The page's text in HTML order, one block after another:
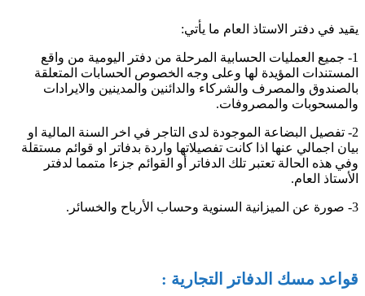
يقيد في دفتر الاستاذ العام ما يأتي:
1- جميع العمليات الحسابية المرحلة من دفتر اليومية من واقع
المستندات المؤيدة لها وعلى وجه الخصوص الحسابات المتعلقة
بالصندوق والمصرف والشركاء والدائنين والمدينين والايرادات
والمسحوبات والمصروفات.
2- تفصيل البضاعة الموجودة لدى التاجر في اخر السنة المالية او
بيان اجمالي عنها اذا كانت تفصيلاتها واردة بدفاتر او قوائم مستقلة
وفي هذه الحالة تعتبر تلك الدفاتر أو القوائم جزءا متمما لدفتر
الأستاذ العام.
3- صورة عن الميزانية السنوية وحساب الأرباح والخسائر.
قواعد مسك الدفاتر التجارية :